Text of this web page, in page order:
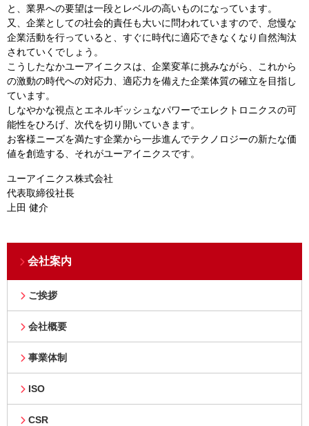
と、業界への要望は一段とレベルの高いものになっています。
又、企業としての社会的責任も大いに問われていますので、怠慢な
企業活動を行っていると、すぐに時代に適応できなくなり自然淘汰
されていくでしょう。
こうしたなかユーアイニクスは、企業変革に挑みながら、これから
の激動の時代への対応力、適応力を備えた企業体質の確立を目指し
ています。
しなやかな視点とエネルギッシュなパワーでエレクトロニクスの可
能性をひろげ、次代を切り開いていきます。
お客様ニーズを満たす企業から一歩進んでテクノロジーの新たな価
値を創造する、それがユーアイニクスです。
ユーアイニクス株式会社
代表取締役社長
上田 健介
会社案内
ご挨拶
会社概要
事業体制
ISO
CSR